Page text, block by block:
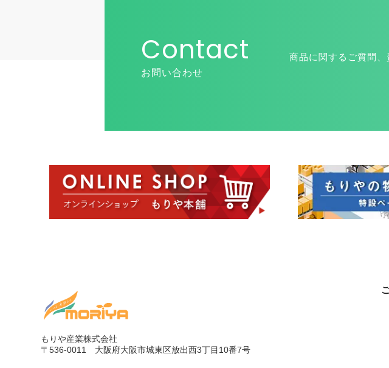
Contact
お問い合わせ
商品に関するご質問、
もりや産業株式会社
〒536-0011 大阪府大阪市城東区放出西3丁目10番7号